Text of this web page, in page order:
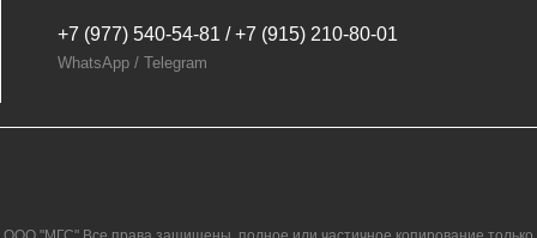
+7 (977) 540-54-81 / +7 (915) 210-80-01
WhatsApp / Telegram